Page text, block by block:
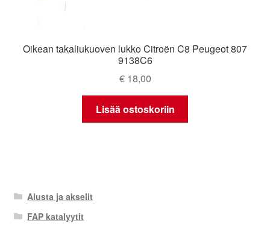
Oikean takaliukuoven lukko Citroën C8 Peugeot 807
9138C6
€18,00
Lisää ostoskoriin
Alusta ja akselit
FAP katalyytit